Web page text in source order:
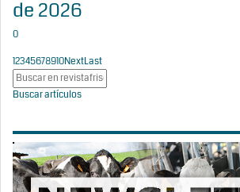
de 2026
0
12345678910NextLast
Buscar artículos